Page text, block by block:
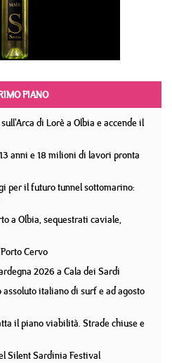
PIANO
di Lorè a Olbia e accende il
anni e 18 milioni di lavori pronta
per il futuro tunnel sottomarino:
a Olbia, sequestrati caviale,
Cervo
2026 a Cala dei Sardi
italiano di surf e ad agosto
il piano viabilità. Strade chiuse e
Silent Sardinia Festival